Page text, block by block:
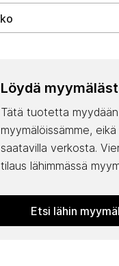
Löydä
Tätä tuotetta
myymälöissämme,
saatavilla verkosta.
tilaus lähimmässä
Etsi lähin